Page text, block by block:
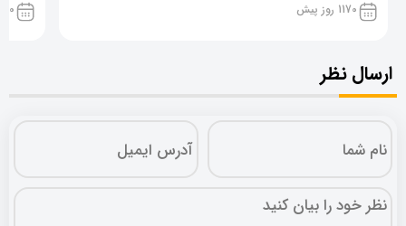
1170 روز پیش 1170
ارسال نظر